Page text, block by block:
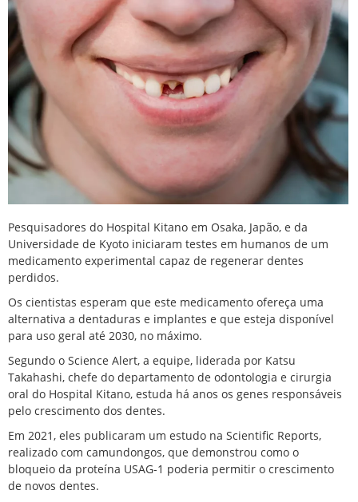
Pesquisadores do Hospital Kitano em Osaka, Japão, e da
Universidade de Kyoto iniciaram testes em humanos de um
medicamento experimental capaz de regenerar dentes
perdidos.
Os cientistas esperam que este medicamento ofereça uma
alternativa a dentaduras e implantes e que esteja disponível
para uso geral até 2030, no máximo.
Segundo o Science Alert, a equipe, liderada por Katsu
Takahashi, chefe do departamento de odontologia e cirurgia
oral do Hospital Kitano, estuda há anos os genes responsáveis
pelo crescimento dos dentes.
Em 2021, eles publicaram um estudo na Scientific Reports,
realizado com camundongos, que demonstrou como o
bloqueio da proteína USAG-1 poderia permitir o crescimento
de novos dentes.